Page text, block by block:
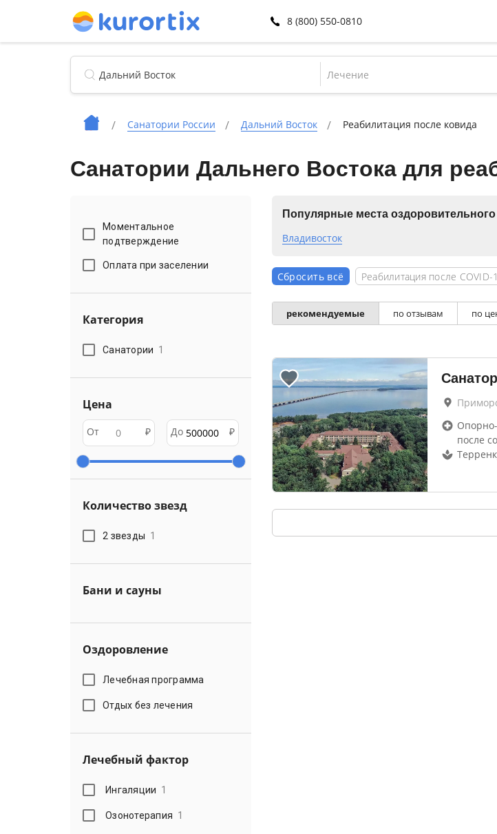
8 (800) 550-0810
Лечение
Санатории России Дальний Восток Реабилитация после ковида
Санатории Дальнего Востока для
Моментальное
подтверждение
Оплата при заселении
Категория
Санатории 1
Цена
От ₽ До ₽
Количество звезд
2 звезды 1
Бани и сауны
Оздоровление
Лечебная программа
Отдых без лечения
Лечебный фактор
Ингаляции 1
Озонотерапия 1
Популярные места
Владивосток
Сбросить всё Реабилитация после COVID-
рекомендуемые по отзывам по
после